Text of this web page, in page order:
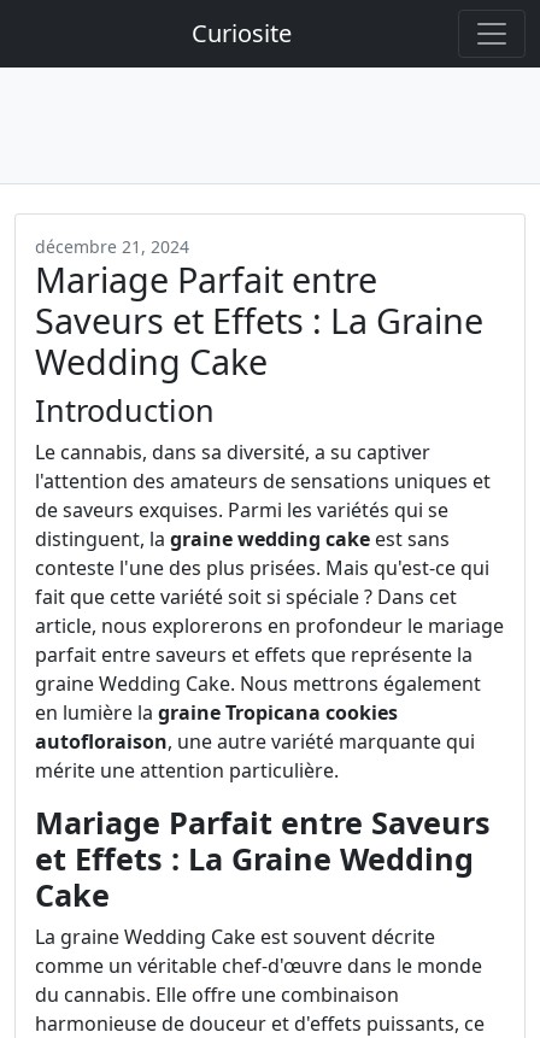
Curiosite
décembre 21, 2024
Mariage Parfait entre
Saveurs et Effets : La Graine
Wedding Cake
Introduction
Le cannabis, dans sa diversité, a su captiver
l'attention des amateurs de sensations uniques et
de saveurs exquises. Parmi les variétés qui se
distinguent, la graine wedding cake est sans
conteste l'une des plus prisées. Mais qu'est-ce qui
fait que cette variété soit si spéciale ? Dans cet
article, nous explorerons en profondeur le mariage
parfait entre saveurs et effets que représente la
graine Wedding Cake. Nous mettrons également
en lumière la graine Tropicana cookies
autofloraison, une autre variété marquante qui
mérite une attention particulière.
Mariage Parfait entre Saveurs
et Effets : La Graine Wedding
Cake
La graine Wedding Cake est souvent décrite
comme un véritable chef-d'œuvre dans le monde
du cannabis. Elle offre une combinaison
harmonieuse de douceur et d'effets puissants, ce